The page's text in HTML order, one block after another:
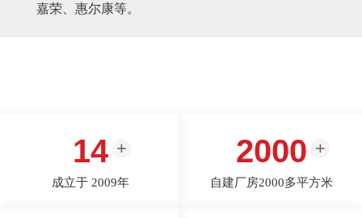
嘉荣、惠尔康等。
14
成立于 2009年
2000
自建厂房2000多平方米